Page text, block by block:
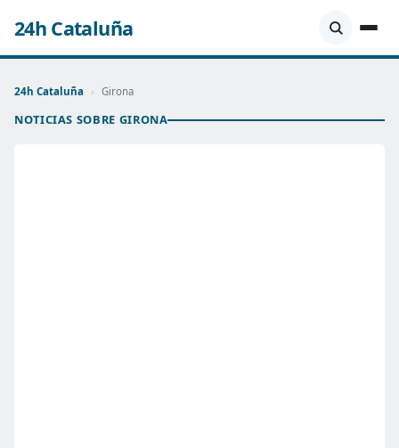
24h Cataluña
24h Cataluña › Girona
NOTICIAS SOBRE GIRONA